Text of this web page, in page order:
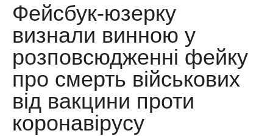
Фейсбук-юзерку
визнали винною у
розповсюдженні фейку
про смерть військових
від вакцини проти
коронавірусу